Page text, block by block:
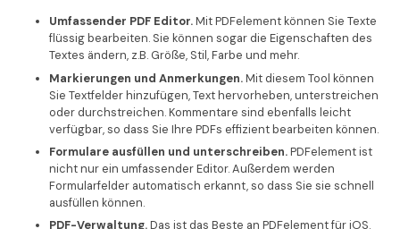
Umfassender PDF Editor.Mit PDFelement können Sie Texte
flüssig bearbeiten. Sie können sogar die Eigenschaften des
Textes ändern, z.B. Größe, Stil, Farbe und mehr.
Markierungen und Anmerkungen.Mit diesem Tool können
Sie Textfelder hinzufügen, Text hervorheben, unterstreichen
oder durchstreichen. Kommentare sind ebenfalls leicht
verfügbar, so dass Sie Ihre PDFs effizient bearbeiten können.
Formulare ausfüllen und unterschreiben.PDFelement ist
nicht nur ein umfassender Editor. Außerdem werden
Formularfelder automatisch erkannt, so dass Sie sie schnell
ausfüllen können.
PDF-Verwaltung.Das ist das Beste an PDFelement für iOS.